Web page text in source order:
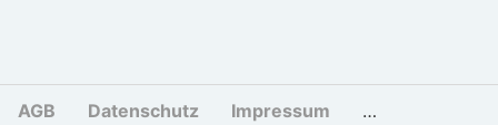
AGB Datenschutz Impressum Cookies und